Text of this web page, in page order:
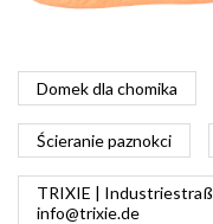
Domek dla chomika
Ścieranie paznokci
TRIXIE |
info@trixie.de